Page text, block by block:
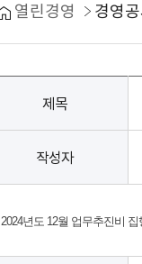
열린경영 경영공
제목
작성자
2024년도 12월 업무추진비